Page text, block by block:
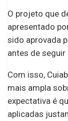
O projeto que
apresentado
sido aprovada
antes de seguir
Com isso,
mais ampla
expectativa é
aplicadas